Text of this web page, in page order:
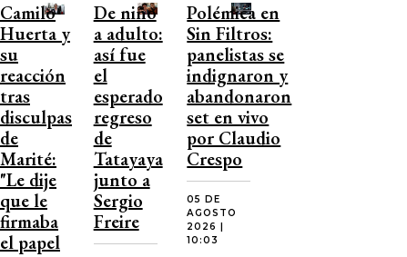
Camilo
Huerta y
su
reacción
tras
disculpas
de
Marité:
"Le dije
que le
firmaba
el papel
De niño
a adulto:
así fue
el
esperado
regreso
de
Tatayaya
junto a
Sergio
Freire
Polémica en
Sin Filtros:
panelistas se
indignaron y
abandonaron
set en vivo
por Claudio
Crespo
05 DE
AGOSTO
2026 |
10:03